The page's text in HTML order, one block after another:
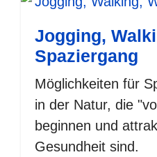
Jogging,
Spaziergang
Möglichkeiten für
in der Natur, die
beginnen und
Gesundheit sind.